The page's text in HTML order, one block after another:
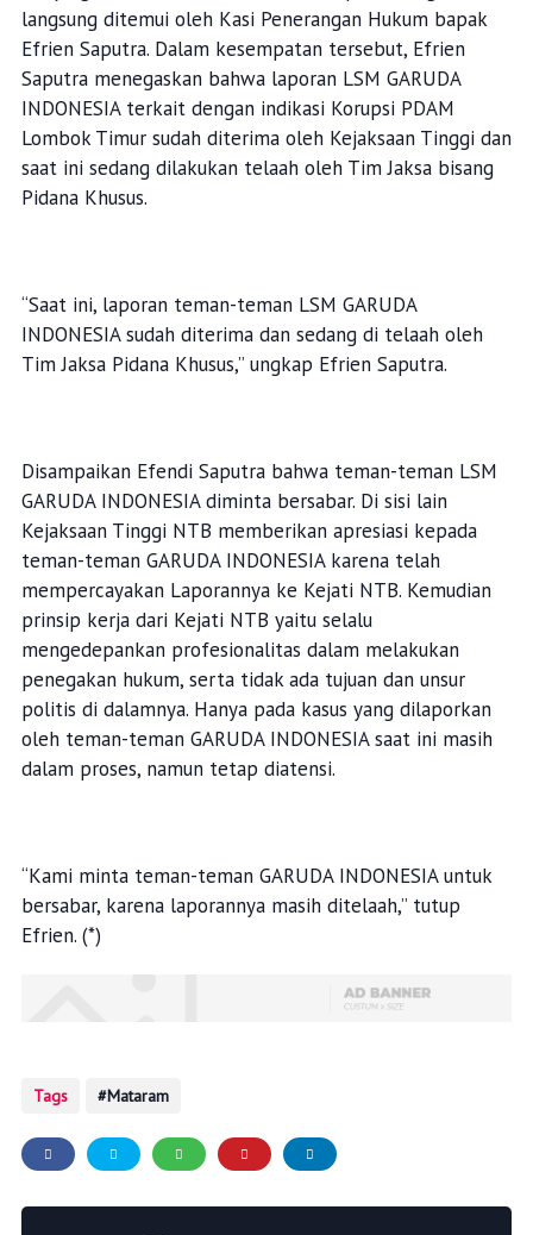
langsung ditemui oleh Kasi Penerangan Hukum bapak
Efrien Saputra. Dalam kesempatan tersebut, Efrien
Saputra menegaskan bahwa laporan LSM GARUDA
INDONESIA terkait dengan indikasi Korupsi PDAM
Lombok Timur sudah diterima oleh Kejaksaan Tinggi dan
saat ini sedang dilakukan telaah oleh Tim Jaksa bisang
Pidana Khusus.
“Saat ini, laporan teman-teman LSM GARUDA
INDONESIA sudah diterima dan sedang di telaah oleh
Tim Jaksa Pidana Khusus,” ungkap Efrien Saputra.
Disampaikan Efendi Saputra bahwa teman-teman LSM
GARUDA INDONESIA diminta bersabar. Di sisi lain
Kejaksaan Tinggi NTB memberikan apresiasi kepada
teman-teman GARUDA INDONESIA karena telah
mempercayakan Laporannya ke Kejati NTB. Kemudian
prinsip kerja dari Kejati NTB yaitu selalu
mengedepankan profesionalitas dalam melakukan
penegakan hukum, serta tidak ada tujuan dan unsur
politis di dalamnya. Hanya pada kasus yang dilaporkan
oleh teman-teman GARUDA INDONESIA saat ini masih
dalam proses, namun tetap diatensi.
“Kami minta teman-teman GARUDA INDONESIA untuk
bersabar, karena laporannya masih ditelaah,” tutup
Efrien. (*)
Tags Mataram